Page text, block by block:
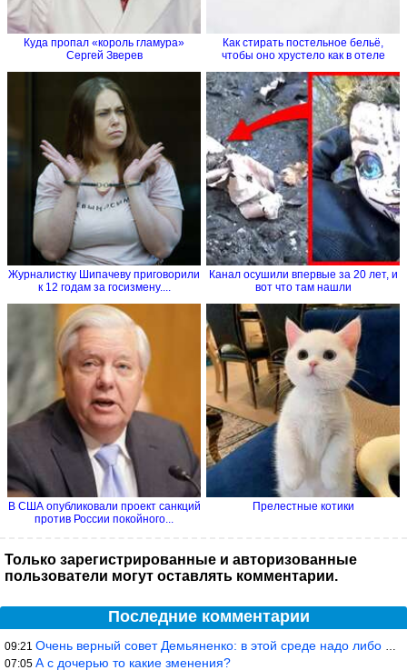
Куда пропал «король гламура»
Сергей Зверев
Как стирать постельное бельё,
чтобы оно хрустело как в отеле
Журналистку Шипачеву приговорили
к 12 годам за госизмену....
Канал осушили впервые за 20 лет, и
вот что там нашли
В США опубликовали проект санкций
против России покойного...
Прелестные котики
Только зарегистрированные и авторизованные
пользователи могут оставлять комментарии.
Последние комментарии
09:21 Очень верный совет Демьяненко: в этой среде надо либо иметь зубы
07:05 А с дочерью то какие зменения?